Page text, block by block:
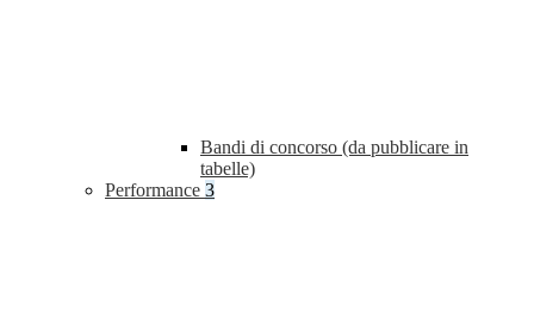
Bandi di concorso (da pubblicare in
tabelle)
Performance 3